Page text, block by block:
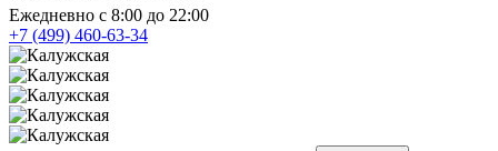
Ежедневно с 8:00 до 22:00
+7 (499) 460-63-34